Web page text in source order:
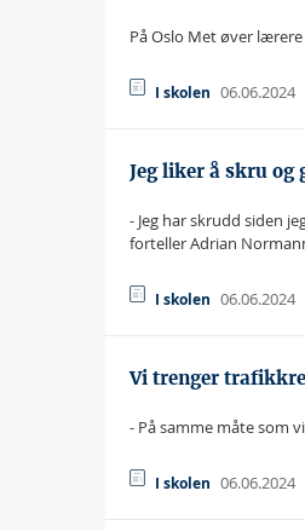
På Oslo Met øver
I skolen 06.06.2024
Jeg liker å skru og
- Jeg har skrudd siden
forteller Adrian
I skolen 06.06.2024
Vi trenger
- På samme måte som
I skolen 06.06.2024